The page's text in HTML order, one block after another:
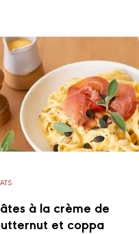
à la crème de
et coppa